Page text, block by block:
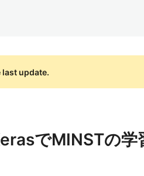
last update.
でMINSTの学